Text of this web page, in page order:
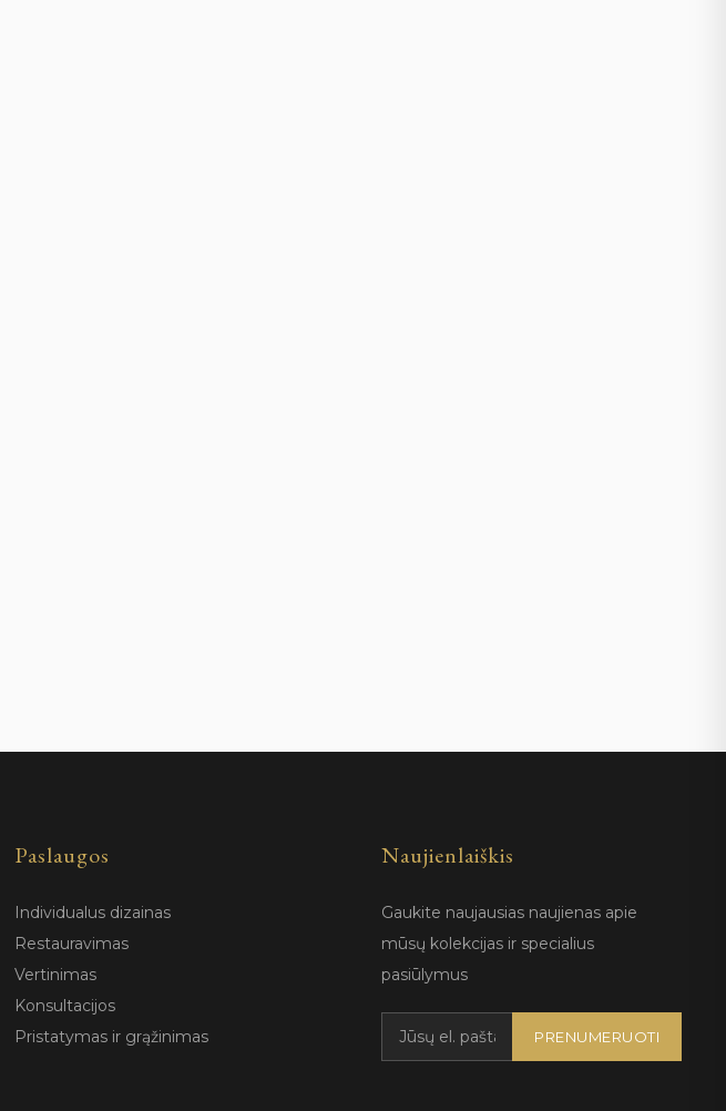
Paslaugos
Individualus dizainas
Restauravimas
Vertinimas
Konsultacijos
Pristatymas ir grąžinimas
Naujienlaiškis
Gaukite naujausias naujienas apie
mūsų kolekcijas ir specialius
pasiūlymus
PRENUMERUOTI